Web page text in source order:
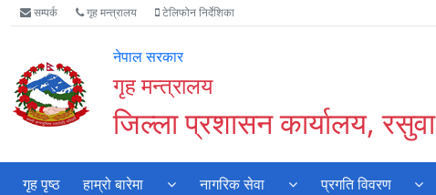
Accessibility
Mode
गर्नुहोस्
मुख्य
सामाग्री
मुख्य
नेभिगेसन
वेबसाइट
खोजमा
सम्पर्क गृह मन्त्रालय टेलिफोन निर्देशिका
नेपाल सरकार
गृह मन्त्रालय
जिल्ला प्रशासन कार्यालय, रसुवा
गृह पृष्ठ हाम्रो बारेमा नागरिक सेवा प्रगति विवरण